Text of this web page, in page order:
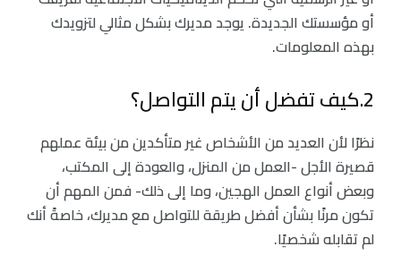
أو مؤسستك الجديدة. يوجد مديرك بشكل مثالي لتزويدك
بهذه المعلومات.
2.كيف تفضل أن يتم التواصل؟
نظرًا لأن العديد من الأشخاص غير متأكدين من بيئة عملهم
قصيرة الأجل -العمل من المنزل، والعودة إلى المكتب،
وبعض أنواع العمل الهجين، وما إلى ذلك- فمن المهم أن
تكون مرنًا بشأن أفضل طريقة للتواصل مع مديرك، خاصةً أنك
لم تقابله شخصيًا.